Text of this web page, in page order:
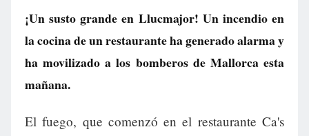
¡Un susto grande en Llucmajor! Un incendio en
la cocina de un restaurante ha generado alarma y
ha movilizado a los bomberos de Mallorca esta
mañana.
El fuego, que comenzó en el restaurante Ca's